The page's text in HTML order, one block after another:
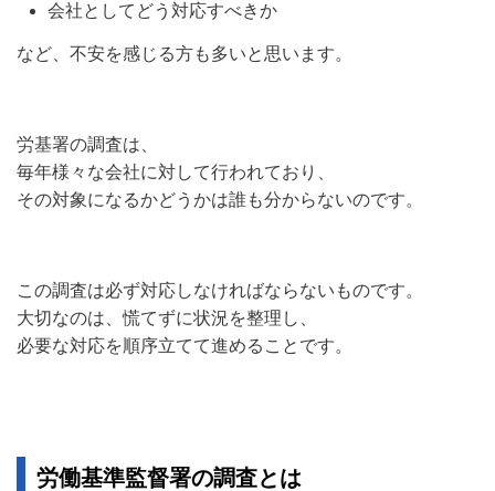
会社としてどう対応すべきか
など、不安を感じる方も多いと思います。
労基署の調査は、
毎年様々な会社に対して行われており、
その対象になるかどうかは誰も分からないのです。
この調査は必ず対応しなければならないものです。
大切なのは、慌てずに状況を整理し、
必要な対応を順序立てて進めることです。
労働基準監督署の調査とは